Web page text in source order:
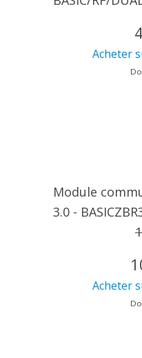
Acheter
Module
3.0 -
Acheter